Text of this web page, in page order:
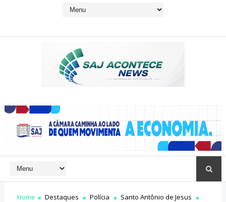
Home Destaques Polícia
Santo Antônio de Jesus